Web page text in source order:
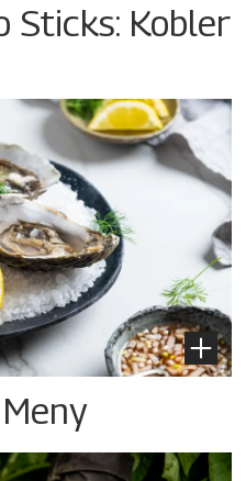
Sticks: Kobler